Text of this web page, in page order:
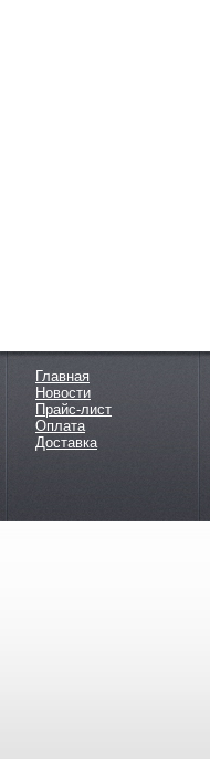
Главная
Новости
Прайс-лист
Оплата
Доставка